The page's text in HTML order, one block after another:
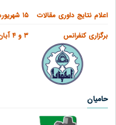
اعلام نتایج داوری مقالات ۱۵ شهریورماه ۱۴۰۲
برگزاری کنفرانس ۳ و ۴ آبان‌ماه ۱۴۰۲
حامیان